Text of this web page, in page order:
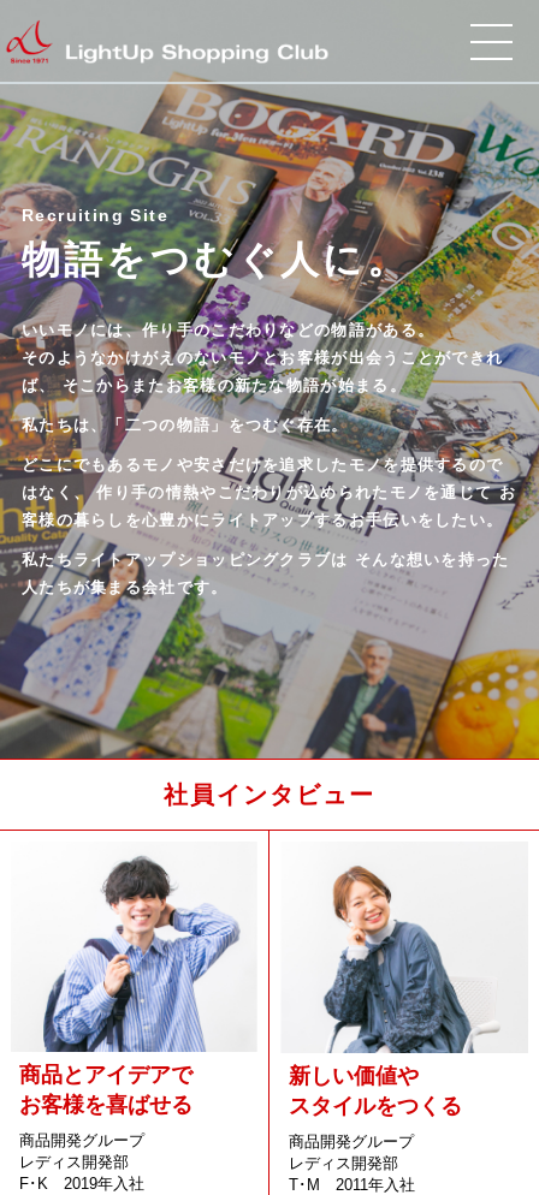
Recruiting Site
物語をつむぐ人に。
いいモノには、作り手のこだわりなどの物語がある。
そのようなかけがえのないモノとお客様が出会うことができれ
ば、そこからまたお客様の新たな物語が始まる。
私たちは、「二つの物語」をつむぐ存在。
どこにでもあるモノや安さだけを追求したモノを提供するので
はなく、作り手の情熱やこだわりが込められたモノを通じてお
客様の暮らしを心豊かにライトアップするお手伝いをしたい。
私たちライトアップショッピングクラブは そんな想いを持った
人たちが集まる会社です。
社員インタビュー
商品とアイデアで
お客様を喜ばせる
商品開発グループ
レディス開発部
F･K 2019年入社
新しい価値や
スタイルをつくる
商品開発グループ
レディス開発部
T･M 2011年入社